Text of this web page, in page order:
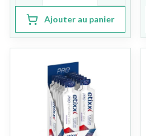
Ajouter au panier